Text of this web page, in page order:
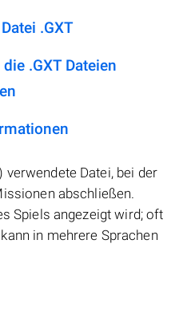
.GXT
.GXT Dateien
verwendete Datei, bei der
abschließen.
Spiels angezeigt wird; oft
in mehrere Sprachen